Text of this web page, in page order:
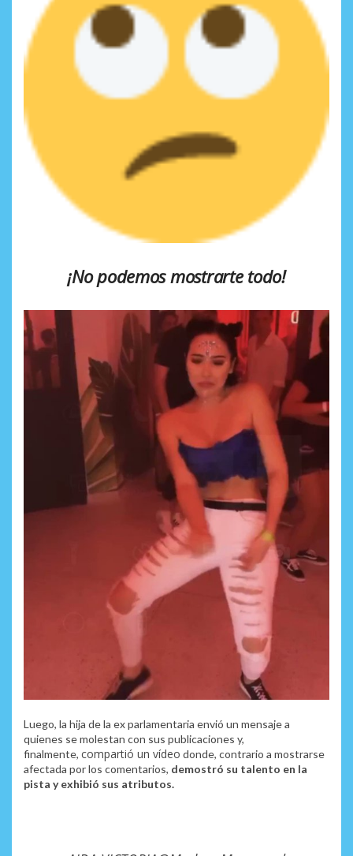
¡No podemos mostrarte todo!
Luego, la hija de la ex parlamentaria envió un mensajea
quienes se molestan con sus publicaciones y,
finalmente, compartió un vídeo donde, contrario a mostrarse
afectada por los comentarios, demostró su talento en la
pista y exhibió sus atributos.